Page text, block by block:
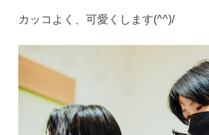
カッコよく、可愛くします(^^)/